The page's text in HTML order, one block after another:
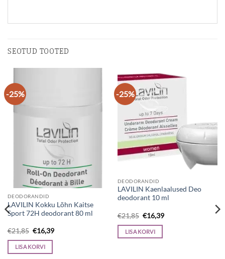
SEOTUD TOOTED
-25%
DEODORANDID
LAVILIN Kokku Lõhn Kaitse
Sport 72H deodorant 80 ml
€21,85 Algne
hind
oli:
€21,85.
€16,39Current
LISA KORVI
-25%
DEODORANDID
LAVILIN Kaenlaalused Deo
deodorant 10 ml
€21,85 Algne
hind
oli:
€21,85.
€16,39Current
LISA KORVI